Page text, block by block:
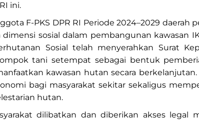
ini.
F-PKS DPR RI Periode 2024–2029 daerah
sosial dalam pembangunan kawasan
Sosial telah menyerahkan Surat
tani setempat sebagai bentuk
kawasan hutan secara
bagi masyarakat sekitar sekaligus
hutan.
dilibatkan dan diberikan akses legal